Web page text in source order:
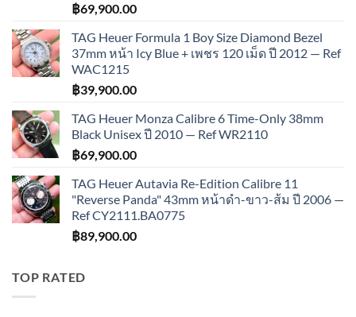
฿69,900.00
TAG Heuer Formula 1 Boy Size Diamond Bezel
37mm หน้า Icy Blue + เพชร 120 เม็ด ปี 2012 — Ref
WAC1215
฿39,900.00
TAG Heuer Monza Calibre 6 Time-Only 38mm
Black Unisex ปี 2010 — Ref WR2110
฿69,900.00
TAG Heuer Autavia Re-Edition Calibre 11
"Reverse Panda" 43mm หน้าดำ-ขาว-ส้ม ปี 2006 —
Ref CY2111.BA0775
฿89,900.00
TOP RATED